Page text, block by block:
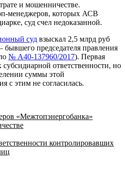
и мошенничестве.
менеджеров, которых АСВ
суд счел недоказанной.
суд взыскал 2,5 млрд руб
председателя правления
№ А40-137960/2017). Первая
ответственности, но
суммы этой
с этим не согласилась.
«Межтопэнергобанка»
контролировавших